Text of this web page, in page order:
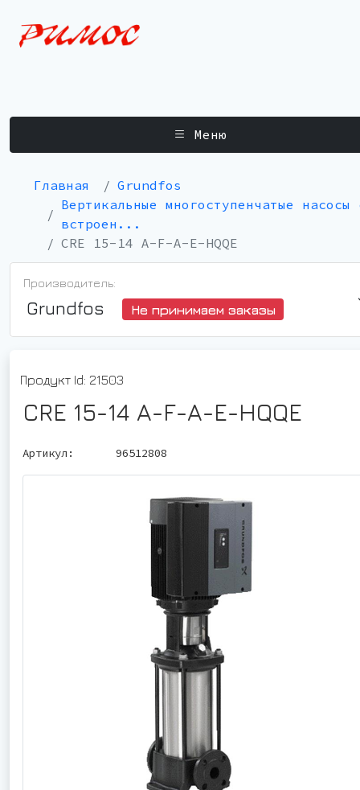
Меню
Главная
Grundfos
Вертикальные многоступенчатые насосы
встроен...
CRE 15-14 A-F-A-E-HQQE
Производитель:
Grundfos Не принимаем заказы
Продукт Id: 21503
CRE 15-14 A-F-A-E-HQQE
Артикул: 96512808